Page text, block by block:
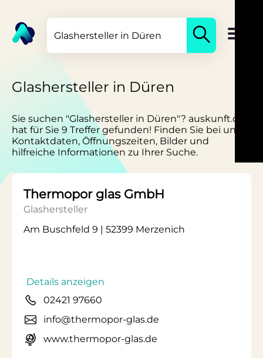
Glashersteller in Düren
Sie suchen "Glashersteller in Düren"? auskunft.de
hat für Sie 9 Treffer gefunden! Finden Sie bei uns
Kontaktdaten, Öffnungszeiten, Bilder und
hilfreiche Informationen zu Ihrer Suche.
Thermopor glas GmbH
Glashersteller
Am Buschfeld 9 | 52399 Merzenich
Details anzeigen
02421 97660
info@thermopor-glas.de
www.thermopor-glas.de